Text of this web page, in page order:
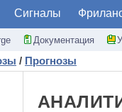
Сигналы
Документация
/ Прогнозы